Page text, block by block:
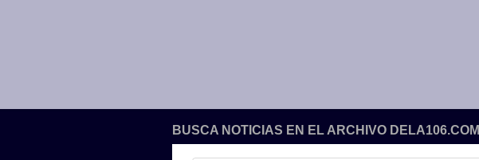
BUSCA NOTICIAS EN EL ARCHIVO DELA106.COM